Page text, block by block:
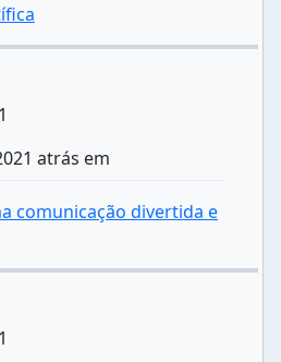
atrás em
comunicação divertida e